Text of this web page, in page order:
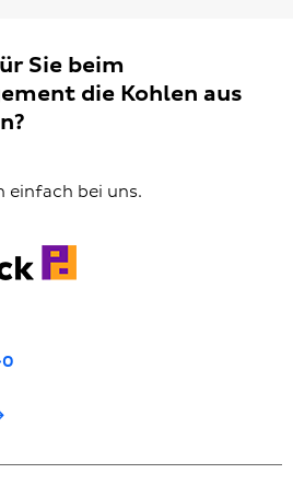
Sie beim
die Kohlen aus
einfach bei uns.